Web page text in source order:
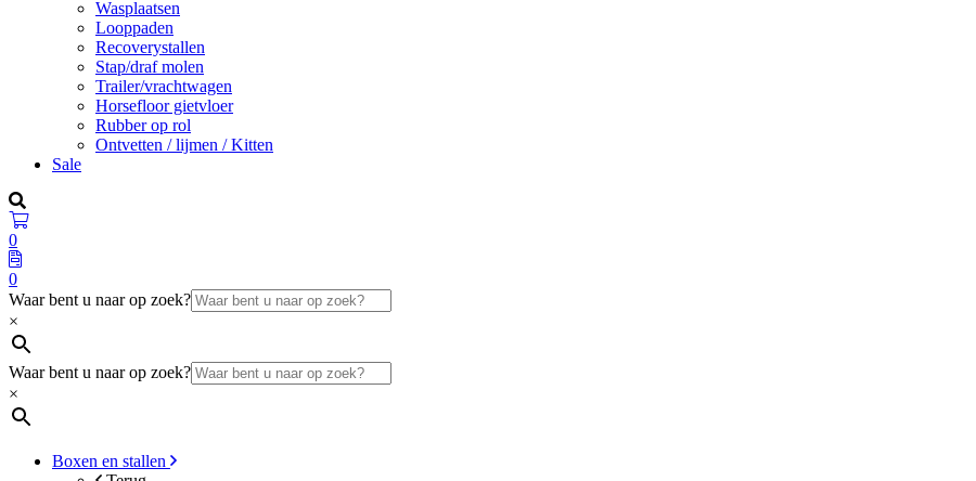
Wasplaatsen
Looppaden
Recoverystallen
Stap/draf molen
Trailer/vrachtwagen
Horsefloor gietvloer
Rubber op rol
Ontvetten / lijmen / Kitten
Sale
0
0
Waar bent u naar op zoek?
×
Waar bent u naar op zoek?
×
Boxen en stallen